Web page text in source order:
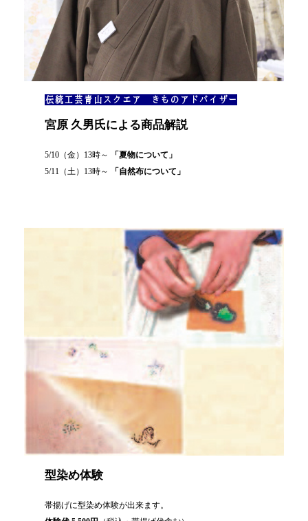
伝統工芸青山スクエア きものアドバイザー
宮原 久男氏による商品解説
5/10（金）13時～
「夏物について」
5/11（土）13時～
「自然布について」
型染め体験
帯揚げに型染め体験が出来ます。